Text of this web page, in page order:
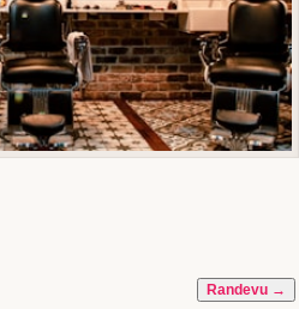
Randevu →